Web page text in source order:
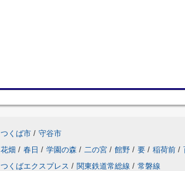
つくば市 / 守谷市
花畑 / 春日 / 学園の森 / 二の宮 / 館野 / 要 / 稲荷前 /
つくばエクスプレス / 関東鉄道常総線 / 常磐線